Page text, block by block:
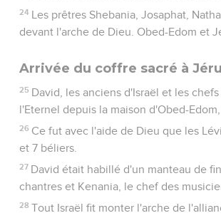
24 Les prêtres Shebania, Josaphat,
devant l'arche de Dieu. Obed-Edom et
Arrivée du coffre sacré à
25 David, les anciens d'Israël et les
l'Eternel depuis la maison d'Obed-
26 Ce fut avec l'aide de Dieu que les
et 7 béliers.
27 David était habillé d'un manteau de
chantres et Kenania, le chef des
28 Tout Israël fit monter l'arche de